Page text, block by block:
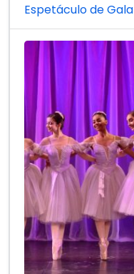
Espetáculo de Gala